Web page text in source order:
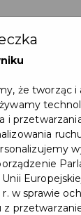
na
że tworząc i
i
w sprawie